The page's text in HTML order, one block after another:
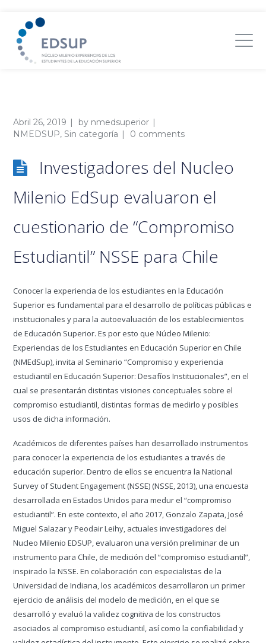
Abril 26, 2019 by nmedsuperior
NMEDSUP, Sin categoría 0 comments
Investigadores del Nucleo
Milenio EdSup evaluaron el
cuestionario de “Compromiso
Estudiantil” NSSE para Chile
Conocer la experiencia de los estudiantes en la Educación
Superior es fundamental para el desarrollo de políticas públicas e
institucionales y para la autoevaluación de los establecimientos
de Educación Superior. Es por esto que Núcleo Milenio:
Experiencias de los Estudiantes en Educación Superior en Chile
(NMEdSup), invita al Seminario “Compromiso y experiencia
estudiantil en Educación Superior: Desafíos Institucionales”, en el
cual se presentarán distintas visiones conceptuales sobre el
compromiso estudiantil, distintas formas de medirlo y posibles
usos de dicha información.
Académicos de diferentes países han desarrollado instrumentos
para conocer la experiencia de los estudiantes a través de
educación superior. Dentro de ellos se encuentra la National
Survey of Student Engagement (NSSE) (NSSE, 2013), una encuesta
desarrollada en Estados Unidos para medur el “compromiso
estudiantil”. En este contexto, el año 2017, Gonzalo Zapata, José
Miguel Salazar y Peodair Leihy, actuales investigadores del
Nucleo Milenio EDSUP, evaluaron una versión preliminar de un
instrumento para Chile, de medición del “compromiso estudiantil”,
inspirado la NSSE. En colaboración con especialistas de la
Universidad de Indiana, los académicos desarrollaron un primer
ejercicio de análisis del modelo de medición, en el que se
desarrolló y evaluó la validez cognitiva de los constructos
asociados al compromiso estudiantil, así como la confiabilidad y